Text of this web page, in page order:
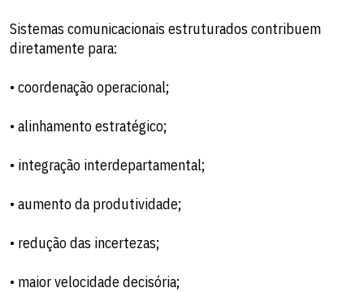
Sistemas comunicacionais estruturados contribuem
diretamente para:
• coordenação operacional;
• alinhamento estratégico;
• integração interdepartamental;
• aumento da produtividade;
• redução das incertezas;
• maior velocidade decisória;